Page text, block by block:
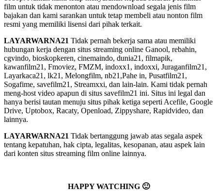
film untuk tidak menonton atau mendownload segala jenis film
bajakan dan kami sarankan untuk tetap membeli atau nonton film
resmi yang memiliki lisensi dari pihak terkait.
LAYARWARNA21 Tidak pernah bekerja sama atau memiliki
hubungan kerja dengan situs streaming online Ganool, rebahin,
cgvindo, bioskopkeren, cinemaindo, dunia21, filmapik,
kawanfilm21, Fmoviez, FMZM, indoxx1, indoxxi, Juraganfilm21,
Layarkaca21, lk21, Melongfilm, nb21,Pahe in, Pusatfilm21,
Sogafime, savefilm21, Streamxxi, dan lain-lain. Kami tidak pernah
meng-host video apapun di situs savefilm21 ini. Situs ini legal dan
hanya berisi tautan menuju situs pihak ketiga seperti Acefile, Google
Drive, Uptobox, Racaty, Openload, Zippyshare, Rapidvideo, dan
lainnya.
LAYARWARNA21 Tidak bertanggung jawab atas segala aspek
tentang kepatuhan, hak cipta, legalitas, kesopanan, atau aspek lain
dari konten situs streaming film online lainnya.
HAPPY WATCHING 🙂